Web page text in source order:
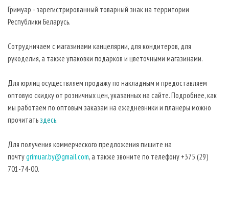
Гримуар - зарегистрированный товарный знак на территории
Республики Беларусь.
Сотрудничаем с магазинами канцелярии, для кондитеров, для
рукоделия, а также упаковки подарков и цветочными магазинами.
Для юрлиц осуществляем продажу по накладным и предоставляем
оптовую скидку от розничных цен, указанных на сайте. Подробнее, как
мы работаем по оптовым заказам на ежедневники и планеры можно
прочитать здесь.
Для получения коммерческого предложения пишите на
почтуgrimuar.by@gmail.com, а также звоните по телефону +375 (29)
701-74-00.